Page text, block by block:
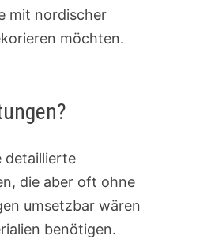
mit nordischer
möchten.
detaillierte
die aber oft ohne
umsetzbar wären
benötigen.